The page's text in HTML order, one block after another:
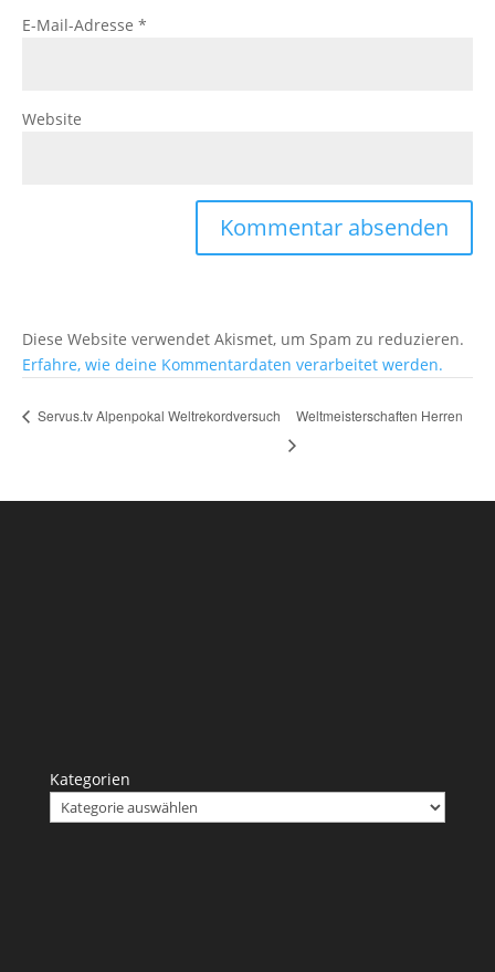
E-Mail-Adresse *
Website
Diese Website verwendet Akismet, um Spam zu reduzieren.
Erfahre, wie deine Kommentardaten verarbeitet werden.
Servus.tv Alpenpokal Weltrekordversuch Weltmeisterschaften Herren
Kategorien